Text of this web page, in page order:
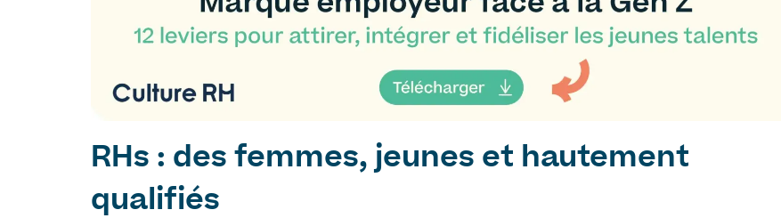
RHs : des femmes, jeunes et hautement
qualifiés